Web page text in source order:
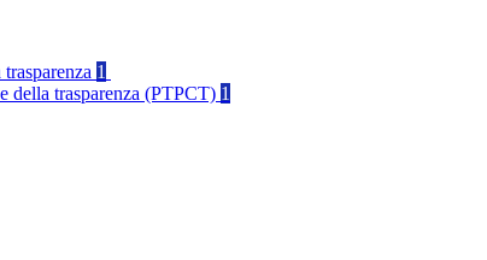
1
della trasparenza (PTPCT) 1